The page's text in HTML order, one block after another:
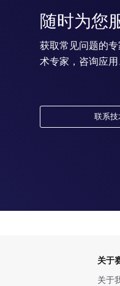
随时为您
获取常见问题的
术专家，咨询应用
联系
关于
关于